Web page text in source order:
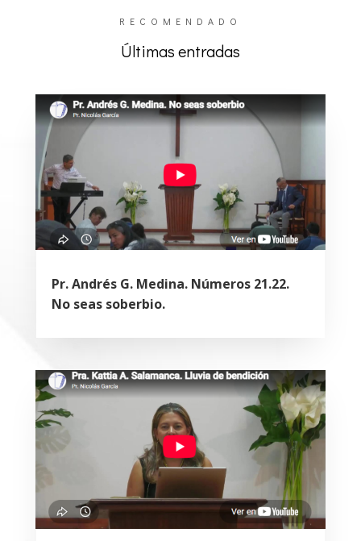
RECOMENDADO
Últimas entradas
Pr. Andrés G. Medina. Números 21.22.
No seas soberbio.